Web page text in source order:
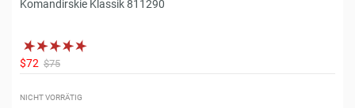
Komandirskie Klassik 811290
$72 $75
NICHT VORRÄTIG